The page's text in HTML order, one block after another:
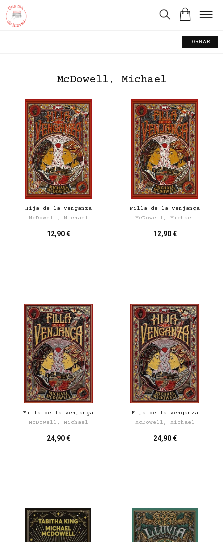
TORNAR
McDowell, Michael
Hija de la venganza
McDowell, Michael
12,90 €
Filla de la venjança
McDowell, Michael
12,90 €
Filla de la venjança
McDowell, Michael
24,90 €
Hija de la venganza
McDowell, Michael
24,90 €